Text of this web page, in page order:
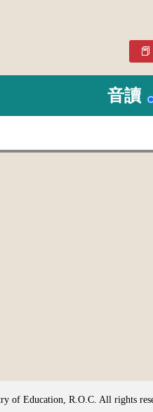
音讀
of Education, R.O.C. All rights